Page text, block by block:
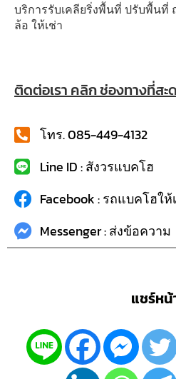
บริการรับเคลียริ่งพื้นที่ ปรับพื้น
ล้อ ให้เช่า
ติดต่อเรา คลิก ช่องทางที่สะ
โทร. 085-449-4132
Line ID : สังวรแบคโฮ
Facebook : รถแบคโฮใ
Messenger : ส่งข้อความ
แชร์ห